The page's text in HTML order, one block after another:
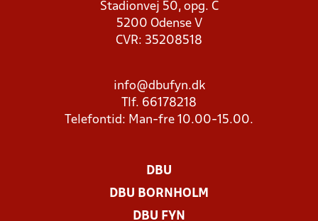
Stadionvej 50, opg. C
5200 Odense V
CVR: 35208518
info@dbufyn.dk
Tlf. 66178218
Telefontid: Man-fre 10.00-15.00.
DBU
DBU BORNHOLM
DBU FYN